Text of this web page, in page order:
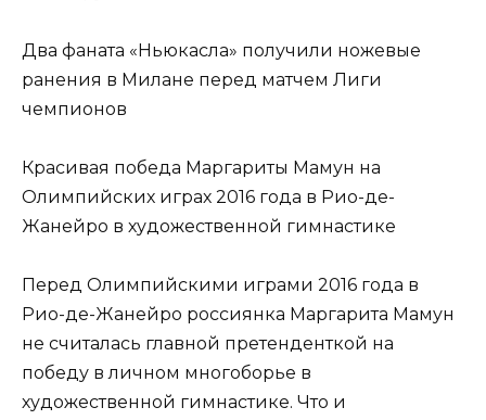
Два фаната «Ньюкасла» получили ножевые
ранения в Милане перед матчем Лиги
чемпионов
Красивая победа Маргариты Мамун на
Олимпийских играх 2016 года в Рио-де-
Жанейро в художественной гимнастике
Перед Олимпийскими играми 2016 года в
Рио-де-Жанейро россиянка Маргарита Мамун
не считалась главной претенденткой на
победу в личном многоборье в
художественной гимнастике. Что и